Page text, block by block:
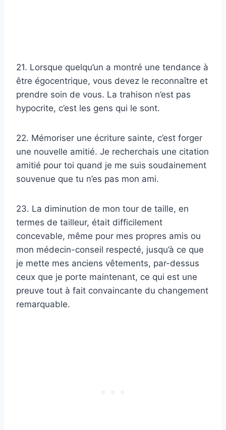
21. Lorsque quelqu’un a montré une tendance à
être égocentrique, vous devez le reconnaître et
prendre soin de vous. La trahison n’est pas
hypocrite, c’est les gens qui le sont.
22. Mémoriser une écriture sainte, c’est forger
une nouvelle amitié. Je recherchais une citation
amitié pour toi quand je me suis soudainement
souvenue que tu n’es pas mon ami.
23. La diminution de mon tour de taille, en
termes de tailleur, était difficilement
concevable, même pour mes propres amis ou
mon médecin-conseil respecté, jusqu’à ce que
je mette mes anciens vêtements, par-dessus
ceux que je porte maintenant, ce qui est une
preuve tout à fait convaincante du changement
remarquable.